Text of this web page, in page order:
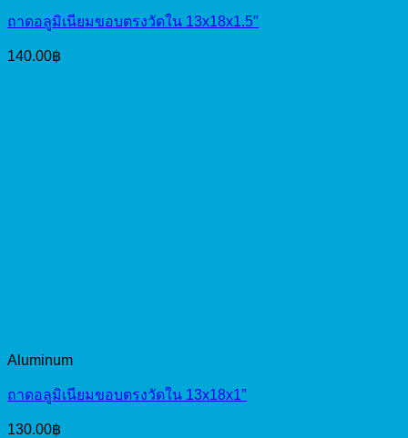
ถาดอลูมิเนียมขอบตรงวัดใน 13x18x1.5″
140.00฿
Aluminum
ถาดอลูมิเนียมขอบตรงวัดใน 13x18x1″
130.00฿